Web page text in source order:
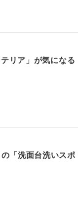
リア」が気になる
「洗面台洗いスポ